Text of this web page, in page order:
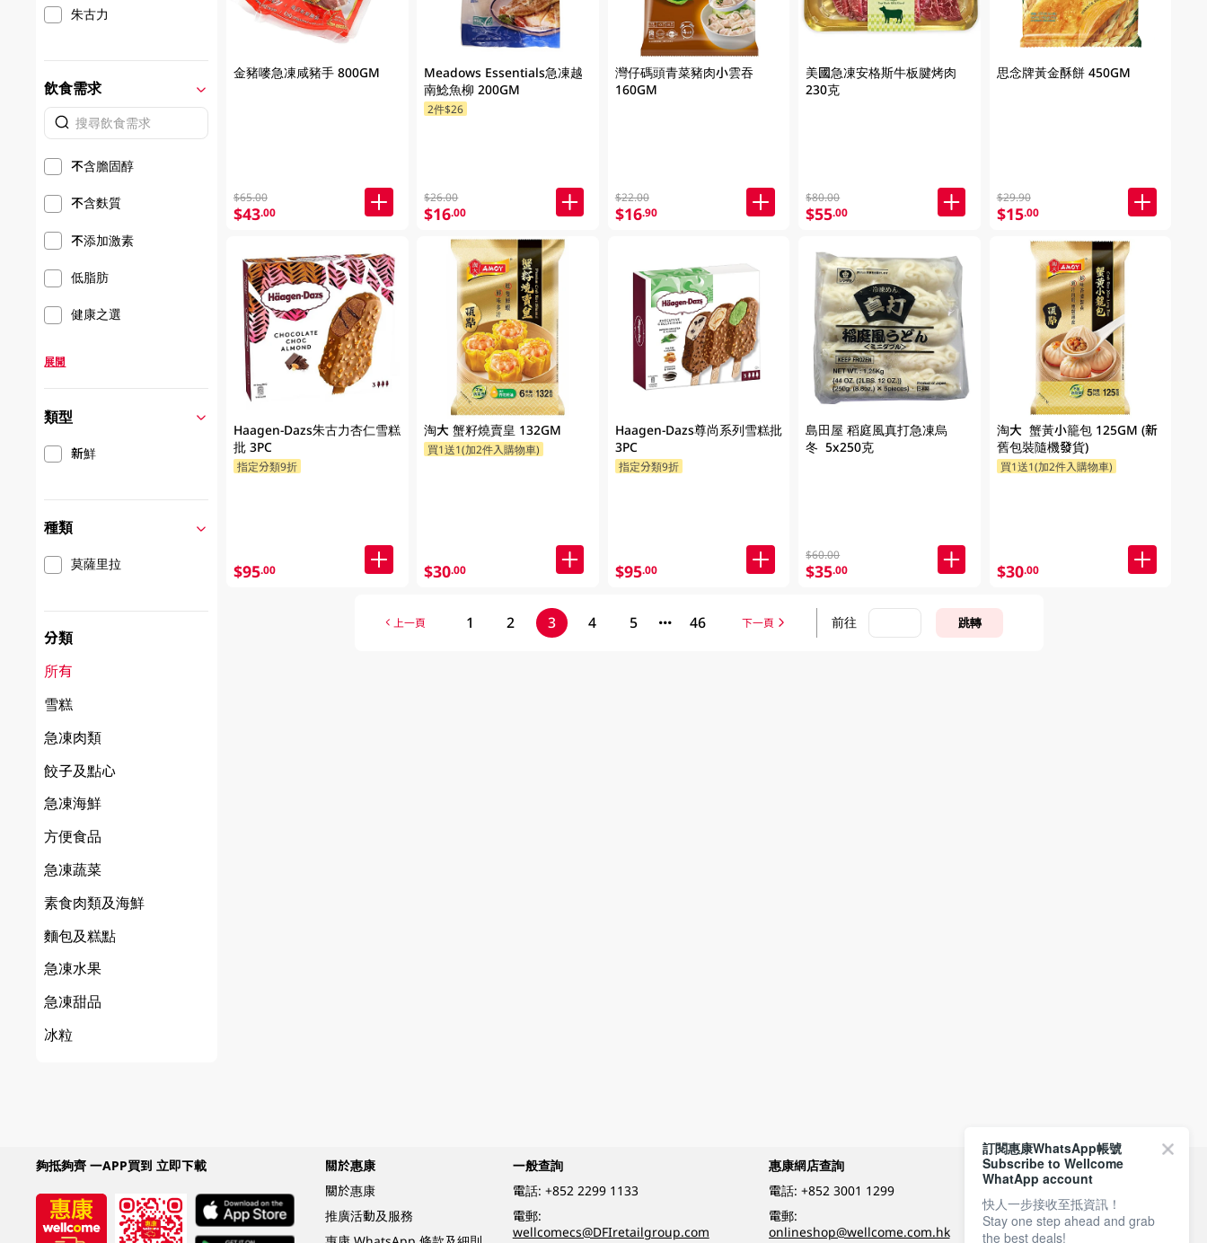
朱古力
飲食需求
不含膽固醇
不含麩質
不添加激素
低脂肪
健康之選
展開
類型
新鮮
種類
莫薩里拉
分類
所有
雪糕
急凍肉類
餃子及點心
急凍海鮮
方便食品
急凍蔬菜
素食肉類及海鮮
麵包及糕點
急凍水果
急凍甜品
冰粒
金豬嘜急凍咸豬手 800GM
$65.00
$43.00
Meadows Essentials急凍越
南鯰魚柳 200GM
2件$26
$26.00
$16.00
灣仔碼頭青菜豬肉小雲吞
160GM
$22.00
$16.90
美國急凍安格斯牛板腱烤肉
230克
$80.00
$55.00
思念牌黃金酥餅 450GM
$29.90
$15.00
Haagen-Dazs朱古力杏仁雪糕
批 3PC
指定分類9折
$95.00
淘大 蟹籽燒賣皇 132GM
買1送1(加2件入購物車)
$30.00
Haagen-Dazs尊尚系列雪糕批
3PC
指定分類9折
$95.00
島田屋 稻庭風真打急凍烏
冬 5x250克
$60.00
$35.00
淘大 蟹黃小籠包 125GM (新
舊包裝隨機發貨)
買1送1(加2件入購物車)
$30.00
上一頁 1 2 3 4 5 46 下一頁 前往 跳轉
夠抵夠齊 一APP買到 立即下載
關於惠康
關於惠康
推廣活動及服務
一般查詢
電話: +852 2299 1133
電郵:
wellcomecs@DFIretailgroup.com
惠康網店查詢
電話: +852 3001 1299
電郵:
onlineshop@wellcome.com.hk
付款方式
關注我們
訂閱惠康WhatsApp帳號
Subscribe to Wellcome
WhatApp account
快人一步接收至抵資訊！
Stay one step ahead and grab
the best deals!